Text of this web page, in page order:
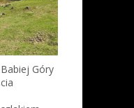
Góry